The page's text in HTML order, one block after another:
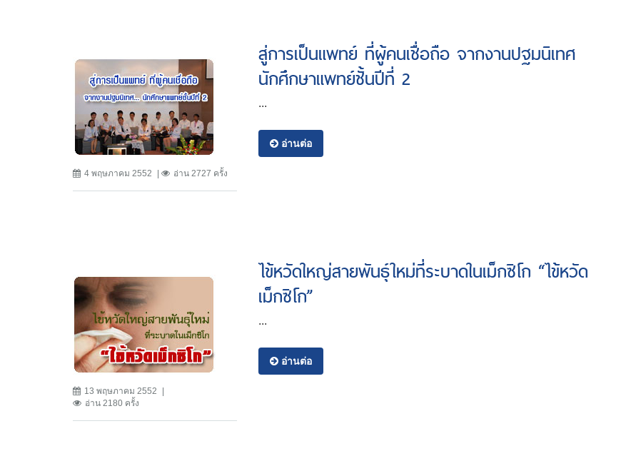
4 พฤษภาคม 2552 อ่าน 2727 ครั้ง
สู่การเป็นแพทย์ ที่ผู้คนเชื่อถือ จากงานปฐมนิเทศ
นักศึกษาแพทย์ชั้นปีที่ 2
...
อ่านต่อ
13 พฤษภาคม 2552
อ่าน 2180 ครั้ง
ไข้หวัดใหญ่สายพันธุ์ใหม่ที่ระบาดในเม็กซิโก “ไข้หวัด
เม็กซิโก”
...
อ่านต่อ